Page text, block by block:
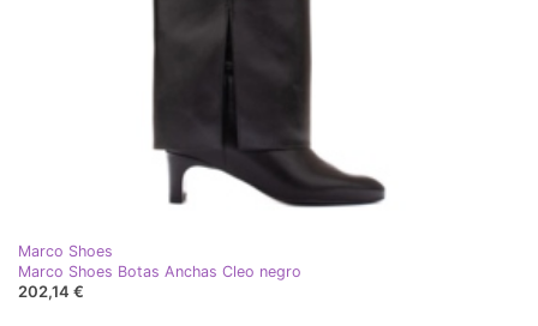
Marco Shoes
Marco Shoes Botas Anchas Cleo negro
202,14 €